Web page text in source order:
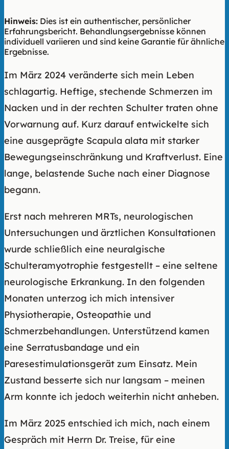
Hinweis: Dies ist ein authentischer, persönlicher
Erfahrungsbericht. Behandlungsergebnisse können
individuell variieren und sind keine Garantie für ähnliche
Ergebnisse.
Im März 2024 veränderte sich mein Leben
schlagartig. Heftige, stechende Schmerzen im
Nacken und in der rechten Schulter traten ohne
Vorwarnung auf. Kurz darauf entwickelte sich
eine ausgeprägte Scapula alata mit starker
Bewegungseinschränkung und Kraftverlust. Eine
lange, belastende Suche nach einer Diagnose
begann.
Erst nach mehreren MRTs, neurologischen
Untersuchungen und ärztlichen Konsultationen
wurde schließlich eine neuralgische
Schulteramyotrophie festgestellt – eine seltene
neurologische Erkrankung. In den folgenden
Monaten unterzog ich mich intensiver
Physiotherapie, Osteopathie und
Schmerzbehandlungen. Unterstützend kamen
eine Serratusbandage und ein
Paresestimulationsgerät zum Einsatz. Mein
Zustand besserte sich nur langsam – meinen
Arm konnte ich jedoch weiterhin nicht anheben.
Im März 2025 entschied ich mich, nach einem
Gespräch mit Herrn Dr. Treise, für eine